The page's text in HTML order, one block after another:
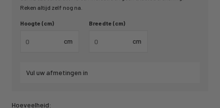
Reken altijd zelf nog na.
Hoogte (cm)
cm
Breedte (cm)
cm
Vul uw afmetingen in
Hoeveelheid: